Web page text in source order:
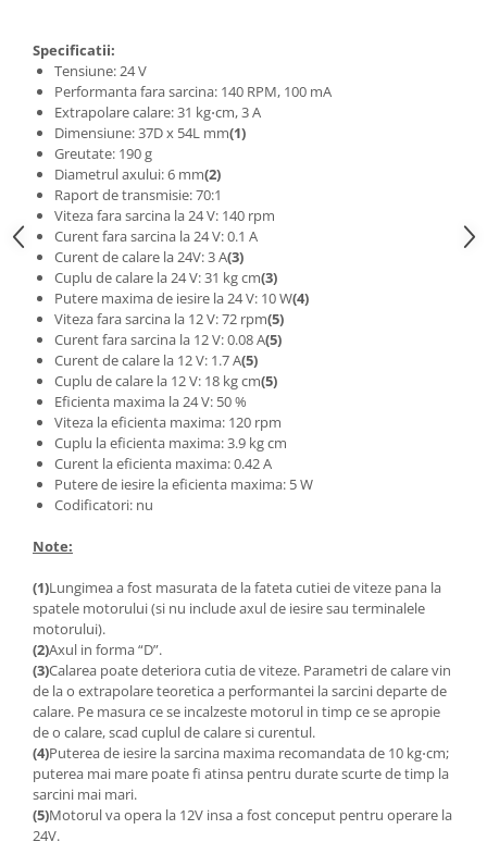
Imprimante 3D
Imprimante 3D
3Doodler
Componente
Componente
Componente E3D
Filament Premium ABS 1.75 mm
Filament Premium ABS 3 mm
Filament Premium PLA 1.75 mm
Filamente Speciale
Prusa I3 DIY Kit
Carti
Pentru Incepatori
Kituri incepatori Arduino
Pentru Incepatori
Junior Robotics
Carti
Junior Robotics
Lego Education
STEM Education
Ugears
Kit Fun
Kit Roboti
Cadouri
Puzzle mecanic Ugears
Specificatii:
Tensiune: 24 V
Performanta fara sarcina: 140 RPM, 100 mA
Extrapolare calare: 31 kg⋅cm, 3 A
Dimensiune: 37D x 54L mm(1)
Greutate: 190 g
Diametrul axului: 6 mm(2)
Raport de transmisie: 70:1
Viteza fara sarcina la 24 V: 140 rpm
Curent fara sarcina la 24 V: 0.1 A
Curent de calare la 24V: 3 A(3)
Cuplu de calare la 24 V: 31 kg cm(3)
Putere maxima de iesire la 24 V: 10 W(4)
Viteza fara sarcina la 12 V: 72 rpm(5)
Curent fara sarcina la 12 V: 0.08 A(5)
Curent de calare la 12 V: 1.7 A(5)
Cuplu de calare la 12 V: 18 kg cm(5)
Eficienta maxima la 24 V: 50 %
Viteza la eficienta maxima: 120 rpm
Cuplu la eficienta maxima: 3.9 kg cm
Curent la eficienta maxima: 0.42 A
Putere de iesire la eficienta maxima: 5 W
Codificatori: nu
Note:
(1)Lungimea a fost masurata de la fateta cutiei de viteze pana la
spatele motorului (si nu include axul de iesire sau terminalele
motorului).
(2)Axul in forma “D”.
(3)Calarea poate deteriora cutia de viteze. Parametri de calare vin
de la o extrapolare teoretica a performantei la sarcini departe de
calare. Pe masura ce se incalzeste motorul in timp ce se apropie
de o calare, scad cuplul de calare si curentul.
(4)Puterea de iesire la sarcina maxima recomandata de 10 kg⋅cm;
puterea mai mare poate fi atinsa pentru durate scurte de timp la
sarcini mai mari.
(5)Motorul va opera la 12V insa a fost conceput pentru operare la
24V.